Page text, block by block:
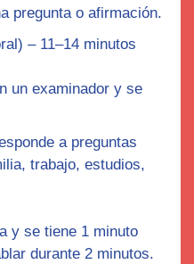
pregunta o afirmación.
– 11–14 minutos
un examinador y se
a preguntas
trabajo, estudios,
y se tiene 1 minuto
durante 2 minutos.